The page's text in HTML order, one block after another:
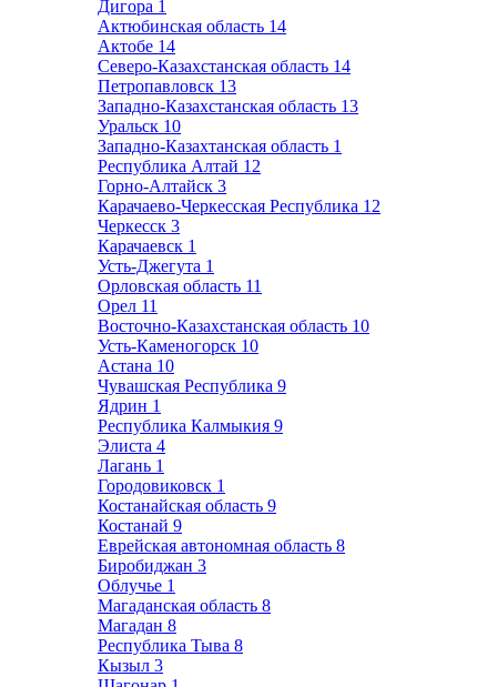
Дигора 1
Актюбинская область 14
Актобе 14
Северо-Казахстанская область 14
Петропавловск 13
Западно-Казахстанская область 13
Уральск 10
Западно-Казахтанская область 1
Республика Алтай 12
Горно-Алтайск 3
Карачаево-Черкесская Республика 12
Черкесск 3
Карачаевск 1
Усть-Джегута 1
Орловская область 11
Орел 11
Восточно-Казахстанская область 10
Усть-Каменогорск 10
Астана 10
Чувашская Республика 9
Ядрин 1
Республика Калмыкия 9
Элиста 4
Лагань 1
Городовиковск 1
Костанайская область 9
Костанай 9
Еврейская автономная область 8
Биробиджан 3
Облучье 1
Магаданская область 8
Магадан 8
Республика Тыва 8
Кызыл 3